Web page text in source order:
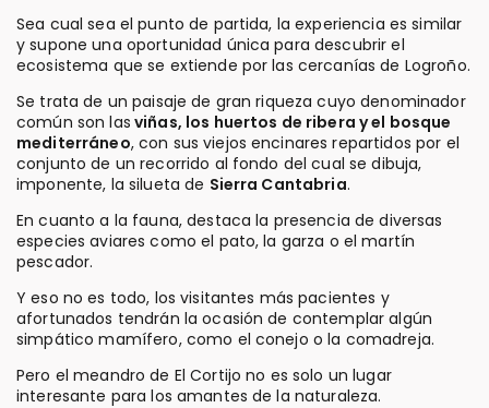
Sea cual sea el punto de partida, la experiencia es similar
y supone una oportunidad única para descubrir el
ecosistema que se extiende por las cercanías de Logroño.
Se trata de un paisaje de gran riqueza cuyo denominador
común son las viñas, los huertos de ribera y el bosque
mediterráneo, con sus viejos encinares repartidos por el
conjunto de un recorrido al fondo del cual se dibuja,
imponente, la silueta de Sierra Cantabria.
En cuanto a la fauna, destaca la presencia de diversas
especies aviares como el pato, la garza o el martín
pescador.
Y eso no es todo, los visitantes más pacientes y
afortunados tendrán la ocasión de contemplar algún
simpático mamífero, como el conejo o la comadreja.
Pero el meandro de El Cortijo no es solo un lugar
interesante para los amantes de la naturaleza.